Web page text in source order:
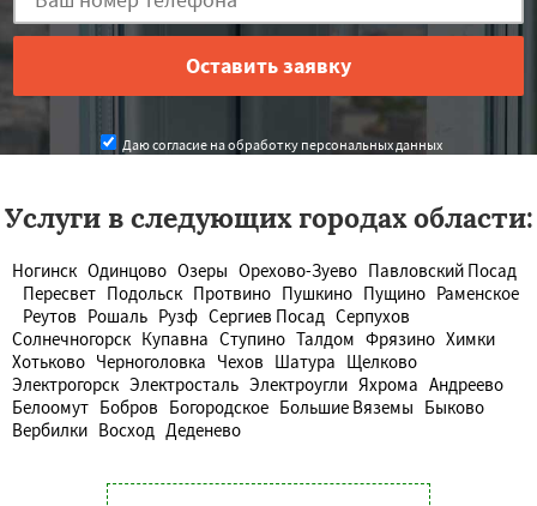
Даю согласие на обработку персональных данных
Услуги в следующих городах области:
Ногинск Одинцово Озеры Орехово-Зуево Павловский Посад
Пересвет Подольск Протвино Пушкино Пущино Раменское
Реутов Рошаль Рузф Сергиев Посад Серпухов
Солнечногорск Купавна Ступино Талдом Фрязино Химки
Хотьково Черноголовка Чехов Шатура Щелково
Электрогорск Электросталь Электроугли Яхрома Андреево
Белоомут Бобров Богородское Большие Вяземы Быково
Вербилки Восход Деденево